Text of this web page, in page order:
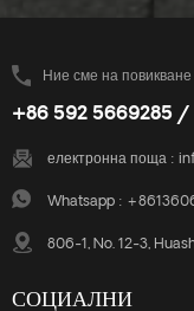
Ние сме на
+86 592 5669285 /
електронна поща :
Whatsapp :
806-1, No. 12-3,
СОЦИАЛНИ